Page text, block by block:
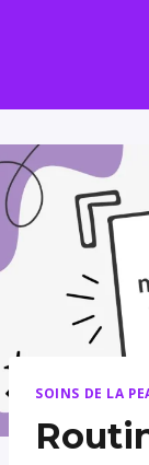
SOINS DE LA